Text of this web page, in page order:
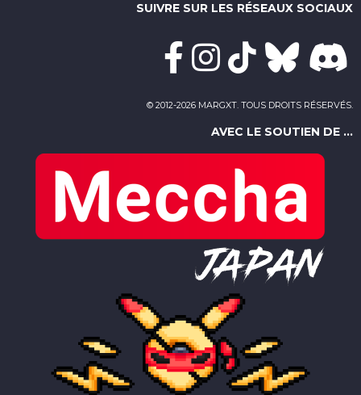
SUIVRE SUR LES RÉSEAUX SOCIAUX
© 2012-2026 MARGXT. TOUS DROITS RÉSERVÉS.
AVEC LE SOUTIEN DE ...